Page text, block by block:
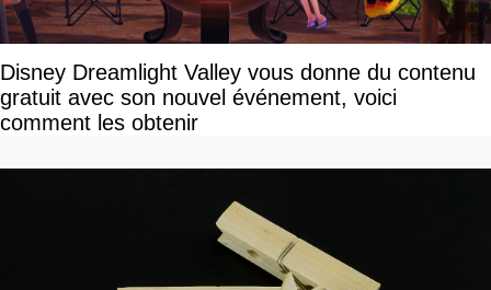
Disney Dreamlight Valley vous donne du contenu
gratuit avec son nouvel événement, voici
comment les obtenir